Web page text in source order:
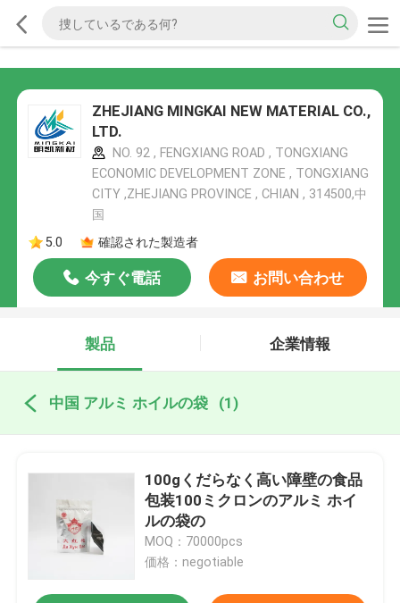
ZHEJIANG MINGKAI NEW MATERIAL CO.,
LTD.
NO. 92 , FENGXIANG ROAD , TONGXIANG
ECONOMIC DEVELOPMENT ZONE , TONGXIANG
CITY ,ZHEJIANG PROVINCE , CHIAN , 314500,中
国
5.0
確認された製造者
今すぐ電話 お問い合わせ
製品 企業情報
中国 アルミ ホイルの袋 (1)
100gくだらなく高い障壁の食品
包装100ミクロンのアルミ ホイ
ルの袋の
MOQ：70000pcs
価格：negotiable